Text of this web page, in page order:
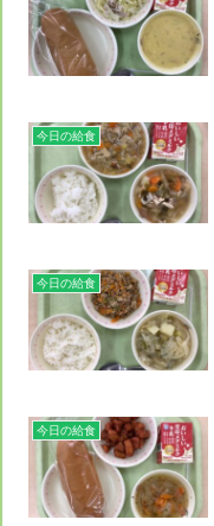
今日の給食
今日の給食
今日の給食